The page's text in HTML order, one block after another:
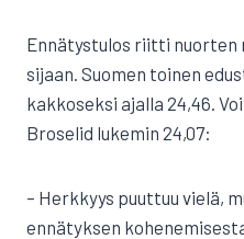
Ennätystulos riitti nuorten
sijaan. Suomen toinen
kakkoseksi ajalla 24,46.
Broselid lukemin 24,07:
– Herkkyys puuttuu vielä,
ennätyksen